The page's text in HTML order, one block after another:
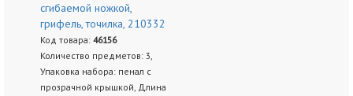
сгибаемой ножкой,
грифель, точилка, 210332
Код товара: 46156
Количество предметов: 3,
Упаковка набора: пенал с
прозрачной крышкой, Длина